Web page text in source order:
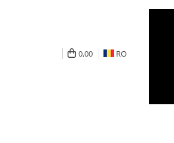
0,00 RO